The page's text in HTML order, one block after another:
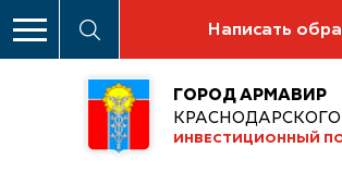
Написать
ГОРОД АРМАВИР
КРАСНОДАРСКОГО
ИНВЕСТИЦИОННЫЙ